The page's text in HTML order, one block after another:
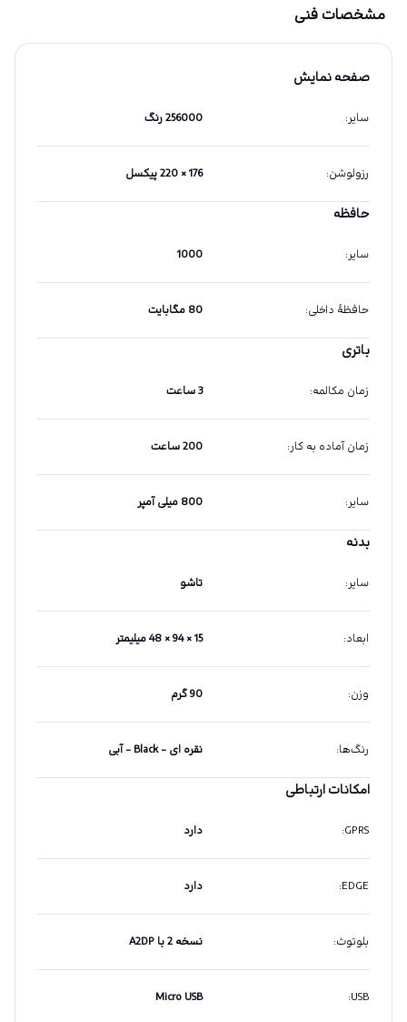
مشخصات فنی
صفحه نمایش
سایر: 256000 رنگ
رزولوشن: 176 × 220 پیکسل
حافظه
سایر:
1000
حافظهٔ داخلی: 80 مگابایت
باتری
زمان مکالمه: 3 ساعت
زمان آماده به کار: 200 ساعت
سایر: 800 میلی آمپر
بدنه
سایر: تاشو
ابعاد: 15 × 94 × 48 میلیمتر
وزن: 90 گرم
رنگ‌ها: نقره ای - Black - آبی
امکانات ارتباطی
GPRS
: دارد
EDGE
: دارد
بلوتوث: نسخه 2 با A2DP
USB
:
Micro USB